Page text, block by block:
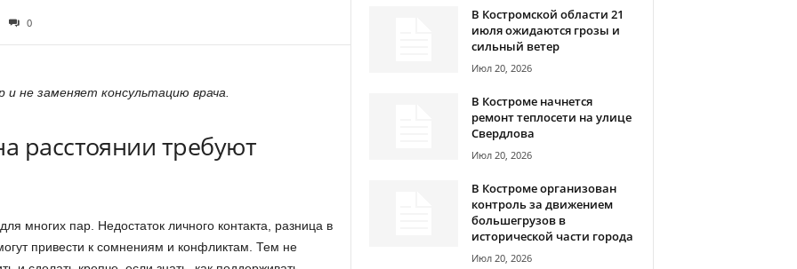
0
не заменяет консультацию врача.
расстоянии требуют
многих пар. Недостаток личного контакта, разница в
привести к сомнениям и конфликтам. Тем не
В Костромской области 21
июля ожидаются грозы и
сильный ветер
Июл 20, 2026
В Костроме начнется
ремонт теплосети на улице
Свердлова
Июл 20, 2026
В Костроме организован
контроль за движением
большегрузов в
исторической части города
Июл 20, 2026